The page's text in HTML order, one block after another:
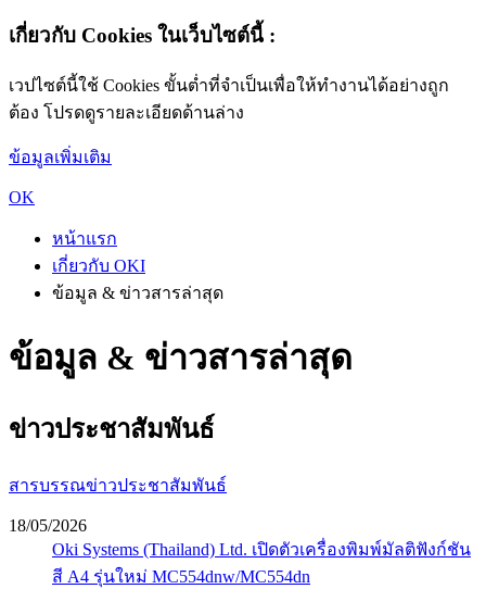
เกี่ยวกับ Cookies ในเว็บไซต์นี้ :
เวปไซต์นี้ใช้ Cookies ขั้นต่ำที่จำเป็นเพื่อให้ทำงานได้อย่างถูก
ต้อง โปรดดูรายละเอียดด้านล่าง
ข้อมูลเพิ่มเติม
OK
หน้าแรก
เกี่ยวกับ OKI
ข้อมูล & ข่าวสารล่าสุด
ข้อมูล & ข่าวสารล่าสุด
ข่าวประชาสัมพันธ์
สารบรรณข่าวประชาสัมพันธ์
18/05/2026
Oki Systems (Thailand) Ltd. เปิดตัวเครื่องพิมพ์มัลติฟังก์ชัน
สี A4 รุ่นใหม่ MC554dnw/MC554dn